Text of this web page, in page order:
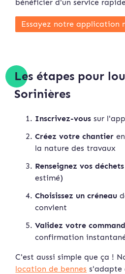
bénéficier d'un service
Essayez notre application
Les étapes pour
Sorinières
Inscrivez-vous sur
Créez votre chantier
la nature des travaux
Renseignez vos déchets
estimé)
Choisissez un créneau
convient
Validez votre
confirmation instan
C'est aussi simple que ça !
location de bennes s'adapte